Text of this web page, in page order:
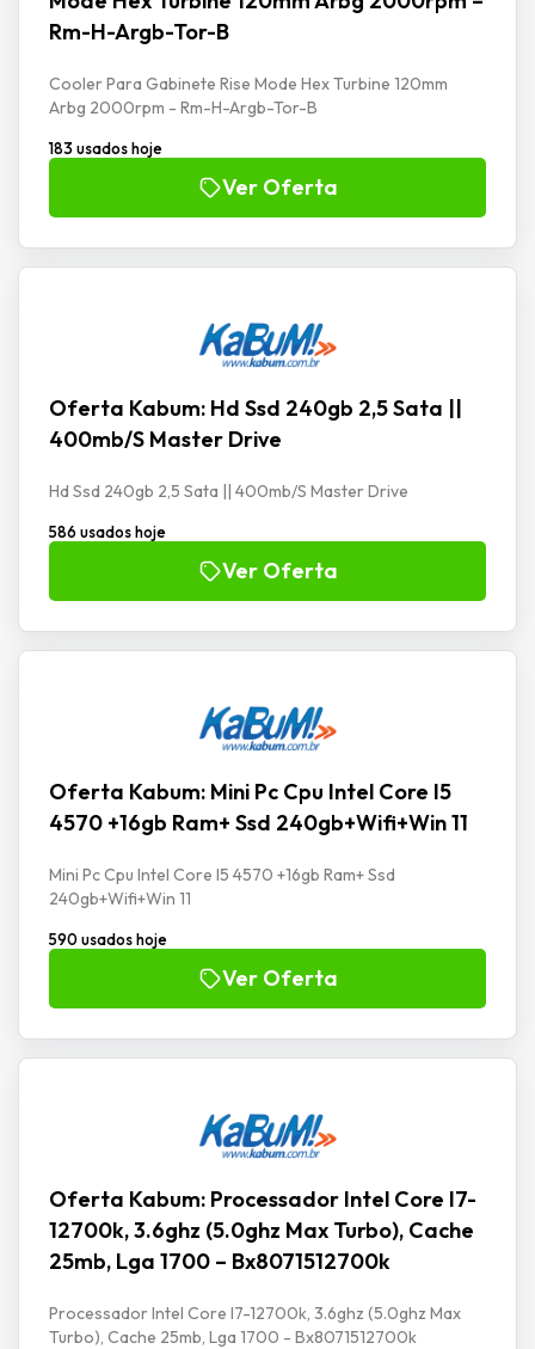
Rm-H-Argb-Tor-B
Cooler Para Gabinete Rise Mode Hex Turbine 120mm
Arbg 2000rpm - Rm-H-Argb-Tor-B
183 usados hoje
Ver Oferta
Oferta Kabum: Hd Ssd 240gb 2,5 Sata ||
400mb/S Master Drive
Hd Ssd 240gb 2,5 Sata || 400mb/S Master Drive
586 usados hoje
Ver Oferta
Oferta Kabum: Mini Pc Cpu Intel Core I5
4570 +16gb Ram+ Ssd 240gb+Wifi+Win 11
Mini Pc Cpu Intel Core I5 4570 +16gb Ram+ Ssd
240gb+Wifi+Win 11
590 usados hoje
Ver Oferta
Oferta Kabum: Processador Intel Core I7-
12700k, 3.6ghz (5.0ghz Max Turbo), Cache
25mb, Lga 1700 – Bx8071512700k
Processador Intel Core I7-12700k, 3.6ghz (5.0ghz Max
Turbo), Cache 25mb, Lga 1700 - Bx8071512700k